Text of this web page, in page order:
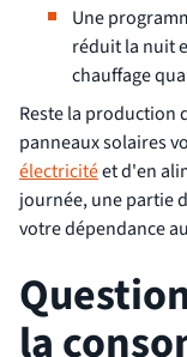
Une
réduit la nuit
chauffage
Reste la production
panneaux solaires
électricitéet d'en
journée, une partie
votre dépendance
la